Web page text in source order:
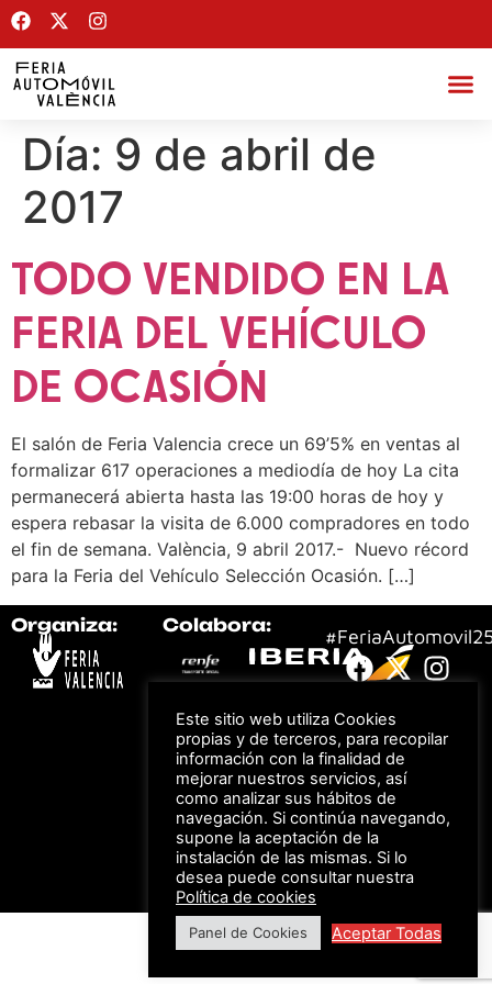
Día: 9 de abril de
2017
TODO VENDIDO EN LA
FERIA DEL VEHÍCULO
DE OCASIÓN
El salón de Feria Valencia crece un 69’5% en ventas al
formalizar 617 operaciones a mediodía de hoy La cita
permanecerá abierta hasta las 19:00 horas de hoy y
espera rebasar la visita de 6.000 compradores en todo
el fin de semana. València, 9 abril 2017.- Nuevo récord
para la Feria del Vehículo Selección Ocasión. […]
Organiza: Colabora:
los viajes a ferias
organizadas por Feria
Valencia al obtener tu
entrada
Descuento en tarifas
de hotel durante
ferias organizadas
por Feria Valencia
de Privacidad
© Feria Valencia, todos
los derechos reservados
Este sitio web utiliza Cookies
propias y de terceros, para recopilar
información con la finalidad de
mejorar nuestros servicios, así
como analizar sus hábitos de
navegación. Si continúa navegando,
supone la aceptación de la
instalación de las mismas. Si lo
desea puede consultar nuestra
Política de cookies
Panel de Cookies Aceptar Todas